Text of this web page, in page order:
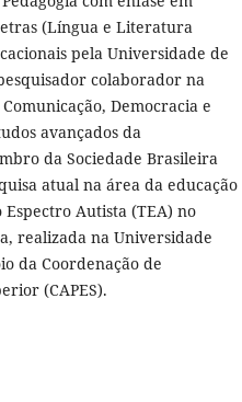
(Língua e Literatura
pela Universidade de
colaborador na
Democracia e
avançados da
da Sociedade Brasileira
atual na área da educação
Autista (TEA) no
realizada na Universidade
da Coordenação de
(CAPES).